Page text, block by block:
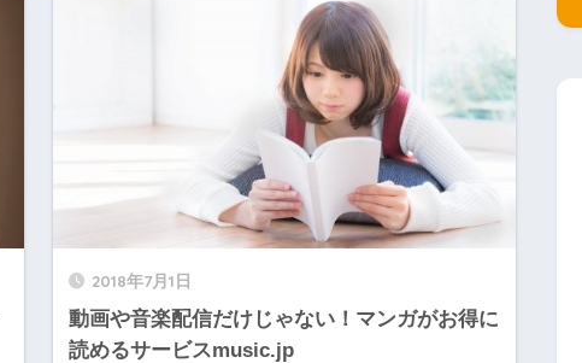
2018年7月1日
動画や音楽配信だけじゃない！マンガがお得に
読めるサービスmusic.jp